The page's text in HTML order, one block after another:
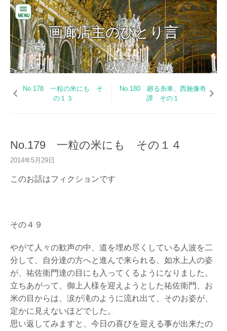
画廊店主のひとり言
画廊店主のひとり言
る
バ
ッ
い
だ
術
サ
ト
へ
絵
画
取
査
定
No.178 一粒の米にも そ
の１３
No.180 廻る糸車、西施像奇
譚 その１
No.179 一粒の米にも その１４
2014年5月29日
このお話はフィクションです
その４９
やがて人々の歓声の中、道を埋め尽くしている人波を二
分して、自分達の方へと進んで来られる、如水上人の姿
が、祐佐衛門達の目にも入ってくるようになりました。
立ちあがって、御上人様を迎えようとした祐佐衛門、お
米の目からは、涙が滝のように流れ出て、そのお姿が、
定かに見えないほどでした。
思い返してみますと、今日の喜びを迎える事が出来たの